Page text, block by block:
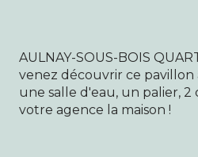
AULNAY-SOUS-BOIS
venez découvrir ce
une salle d'eau, un palier, 2
votre agence la maison !